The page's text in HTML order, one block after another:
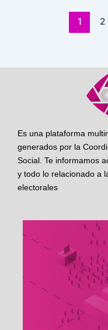
1 2
Es una plataforma
generados por la
Social. Te informamos
y todo lo relacionado a
electorales